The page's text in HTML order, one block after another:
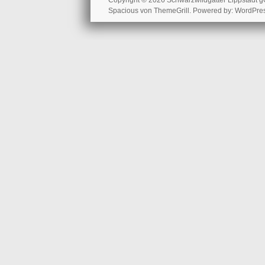
Spacious von ThemeGrill. Powered by: